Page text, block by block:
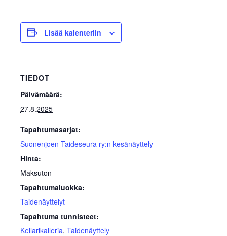
Lisää kalenteriin
TIEDOT
Päivämäärä:
27.8.2025
Tapahtumasarjat:
Suonenjoen Taideseura ry:n kesänäyttely
Hinta:
Maksuton
Tapahtumaluokka:
Taidenäyttelyt
Tapahtuma tunnisteet:
Kellarikalleria, Taidenäyttely